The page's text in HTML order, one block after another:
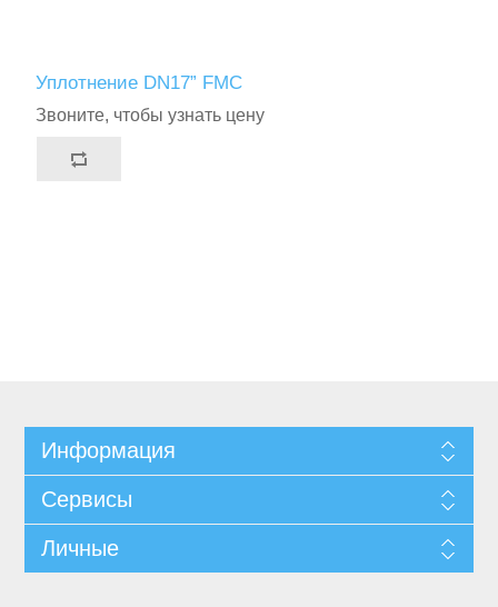
Уплотнение DN17” FMC
Звоните, чтобы узнать цену
Информация
Сервисы
Личные